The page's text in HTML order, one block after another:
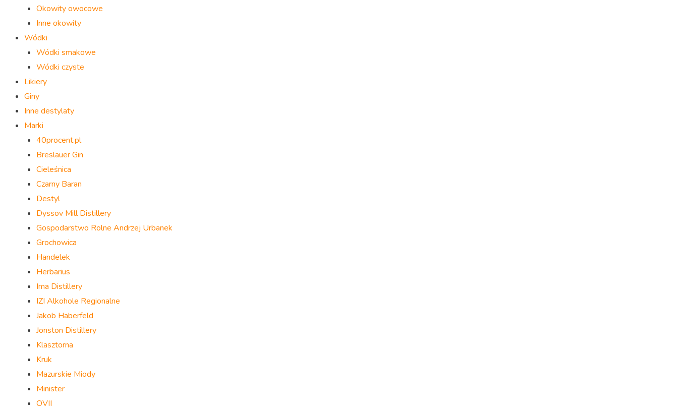
Okowity owocowe
Inne okowity
Wódki
Wódki smakowe
Wódki czyste
Likiery
Giny
Inne destylaty
Marki
40procent.pl
Breslauer Gin
Cieleśnica
Czarny Baran
Destyl
Dyssov Mill Distillery
Gospodarstwo Rolne Andrzej Urbanek
Grochowica
Handelek
Herbarius
Ima Distillery
IZI Alkohole Regionalne
Jakob Haberfeld
Jonston Distillery
Klasztorna
Kruk
Mazurskie Miody
Minister
OVII